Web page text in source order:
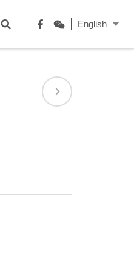
Facebook
WeChat
English